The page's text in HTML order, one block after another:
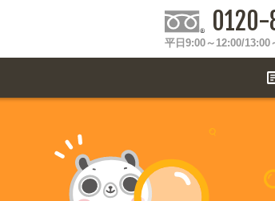
平日9:00～12:00/13:00
オリジナルオーダー制作事例